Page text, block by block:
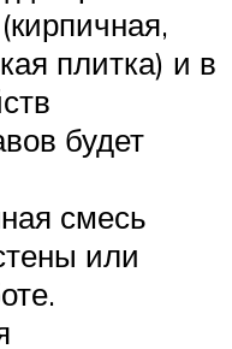
плитка) и в
будет
смесь
или